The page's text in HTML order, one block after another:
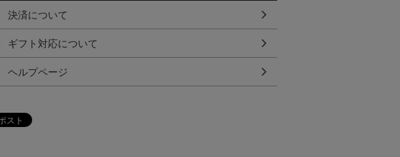
決済について
ギフト対応について
ヘルプページ